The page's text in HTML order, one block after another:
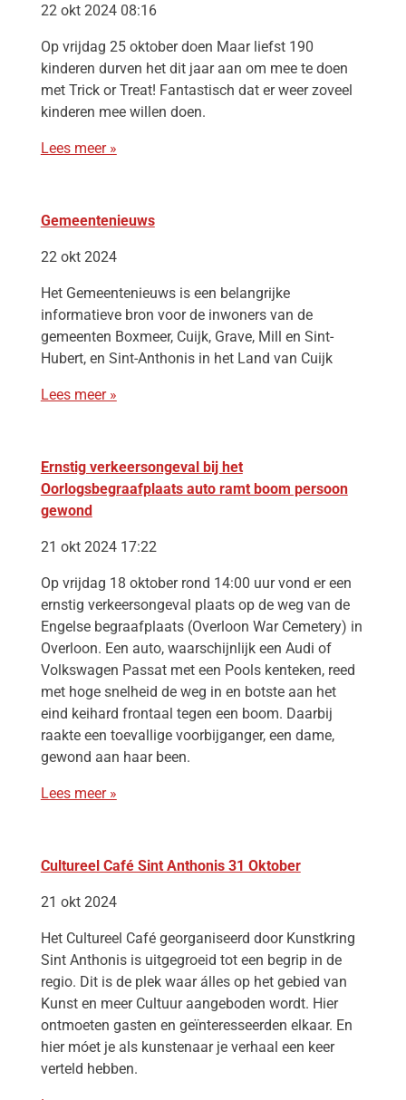
22 okt 2024 08:16
Op vrijdag 25 oktober doen Maar liefst 190
kinderen durven het dit jaar aan om mee te doen
met Trick or Treat! Fantastisch dat er weer zoveel
kinderen mee willen doen.
Lees meer »
Gemeentenieuws
22 okt 2024
Het Gemeentenieuws is een belangrijke
informatieve bron voor de inwoners van de
gemeenten Boxmeer, Cuijk, Grave, Mill en Sint-
Hubert, en Sint-Anthonis in het Land van Cuijk
Lees meer »
Ernstig verkeersongeval bij het
Oorlogsbegraafplaats auto ramt boom persoon
gewond
21 okt 2024 17:22
Op vrijdag 18 oktober rond 14:00 uur vond er een
ernstig verkeersongeval plaats op de weg van de
Engelse begraafplaats (Overloon War Cemetery) in
Overloon. Een auto, waarschijnlijk een Audi of
Volkswagen Passat met een Pools kenteken, reed
met hoge snelheid de weg in en botste aan het
eind keihard frontaal tegen een boom. Daarbij
raakte een toevallige voorbijganger, een dame,
gewond aan haar been.
Lees meer »
Cultureel Café Sint Anthonis 31 Oktober
21 okt 2024
Het Cultureel Café georganiseerd door Kunstkring
Sint Anthonis is uitgegroeid tot een begrip in de
regio. Dit is de plek waar álles op het gebied van
Kunst en meer Cultuur aangeboden wordt. Hier
ontmoeten gasten en geïnteresseerden elkaar. En
hier móet je als kunstenaar je verhaal een keer
verteld hebben.